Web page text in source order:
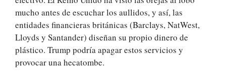
mucho antes de escuchar los aullidos, y así, las
entidades financieras británicas (Barclays, NatWest,
Lloyds y Santander) diseñan su propio dinero de
plástico. Trump podría apagar estos servicios y
provocar una hecatombe.